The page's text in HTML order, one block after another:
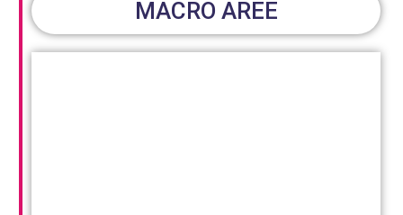
MACRO AREE